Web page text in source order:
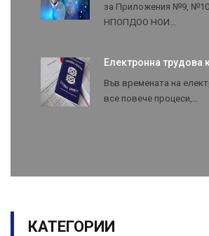
за Приложения №9,
НПОПДОО НОИ…
Електронна трудова
Във времената на
все повече процеси,…
КАТЕГОРИИ